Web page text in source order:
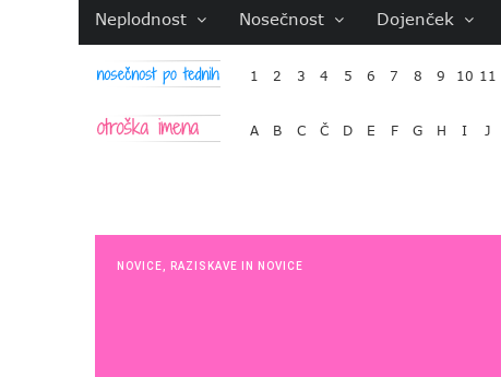
Neplodnost Nosečnost Dojenček
1 2 3 4 5 6 7 8 9 10 11
A B C Č D E F G H I J
NOVICE RAZISKAVE IN NOVICE